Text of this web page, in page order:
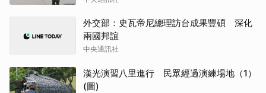
外交部：史瓦帝尼總理訪台成果豐碩 深化
兩國邦誼
中央通訊社
漢光演習八里進行 民眾經過演練場地（1）
(圖)